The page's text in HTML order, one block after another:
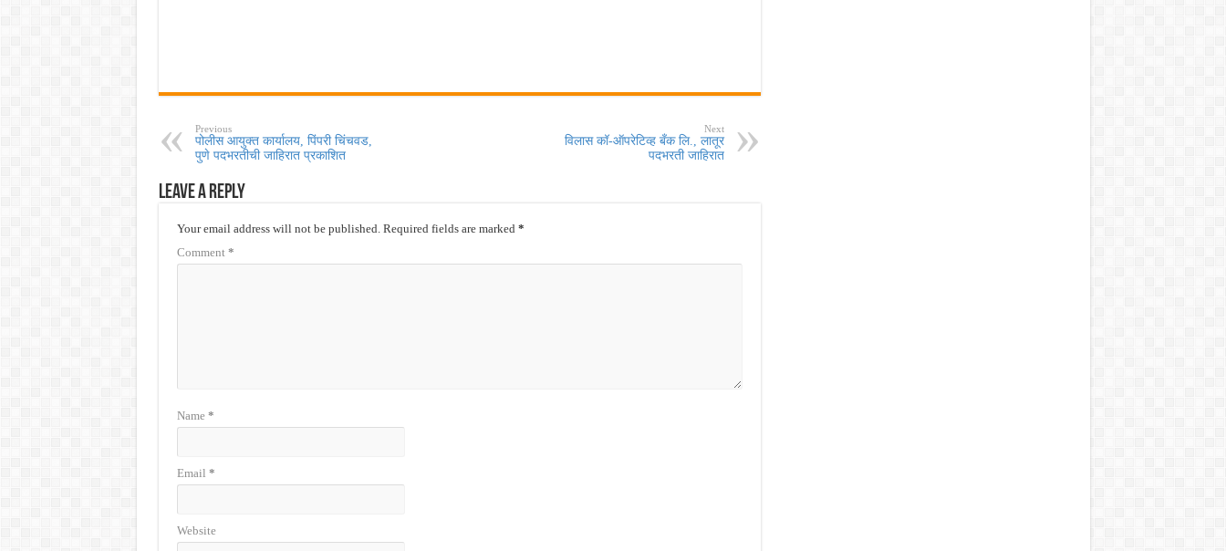
Previous
पोलीस आयुक्त कार्यालय, पिंपरी चिंचवड,
पुणे पदभरतीची जाहिरात प्रकाशित
Next
विलास कॉ-ऑपरेटिव्ह बँक लि., लातूर
पदभरती जाहिरात
Leave a Reply
Your email address will not be published. Required fields are marked *
Comment *
Name *
Email *
Website